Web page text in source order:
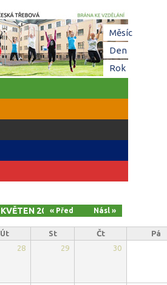
KVĚTEN 2026« Před Násl »
Út St Čt
Pá
28 29 30
Měsíc(aktivní
Den
Rok